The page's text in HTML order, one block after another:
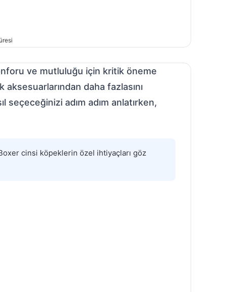
ve mutluluğu için kritik öneme
daha fazlasını
adım adım anlatırken,
cinsi köpeklerin özel ihtiyaçları göz